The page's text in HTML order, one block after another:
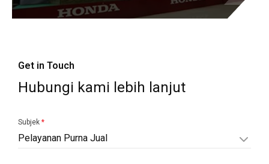
Get in Touch
Hubungi kami lebih lanjut
Subjek *
Pelayanan Purna Jual